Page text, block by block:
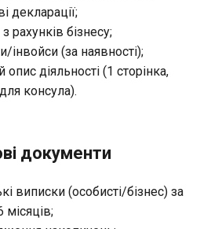
декларації;
рахунків бізнесу;
інвойси (за наявності);
діяльності (1 сторінка,
консула).
документи
виписки (особисті/бізнес) за
місяців;